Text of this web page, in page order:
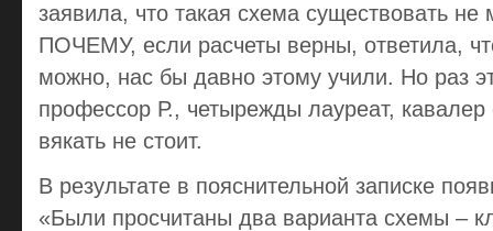
заявила, что такая схема существовать не
ПОЧЕМУ, если расчеты верны, ответила,
можно, нас бы давно этому учили. Но раз
профессор Р., четырежды лауреат,
вякать не стоит.
В результате в пояснительной записке
«Были просчитаны два варианта схемы –